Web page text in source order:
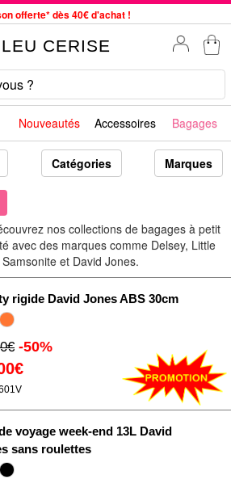
à votre écoute au 04 66 35 94 97
expédiée le jour même, du lundi au vendredi
chez BLEU CERISE !
sur le site du 29/07 au 27/08
Tourister, Little Marcel à Prix Bas
offerte* dès 40€ d'achat !
CERISE
Nouveautés Accessoires Bagages
Catégories Marques
nos collections de bagages à petit
avec des marques comme Delsey, Little
et David Jones.
rigide David Jones ABS 30cm
-50%
voyage week-end 13L David
sans roulettes